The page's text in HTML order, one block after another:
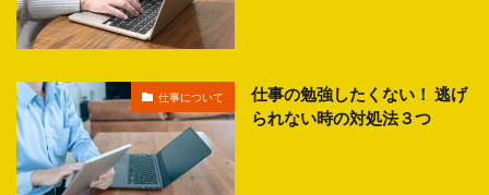
仕事について
仕事の勉強したくない！ 逃げ
られない時の対処法３つ